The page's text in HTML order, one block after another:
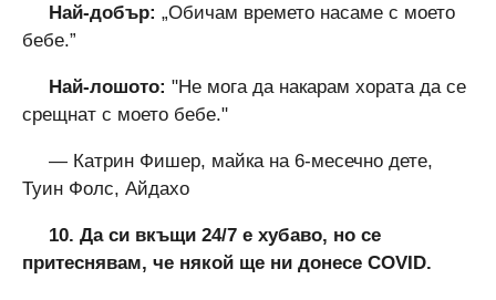
Най-добър: „Обичам времето насаме с моето
бебе.”
Най-лошото: "Не мога да накарам хората да се
срещнат с моето бебе."
— Катрин Фишер, майка на 6-месечно дете,
Туин Фолс, Айдахо
10. Да си вкъщи 24/7 е хубаво, но се
притеснявам, че някой ще ни донесе COVID.